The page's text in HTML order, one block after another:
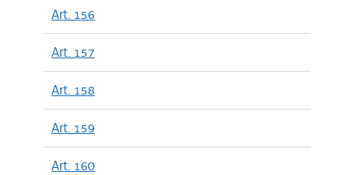
Art. 156
Art. 157
Art. 158
Art. 159
Art. 160